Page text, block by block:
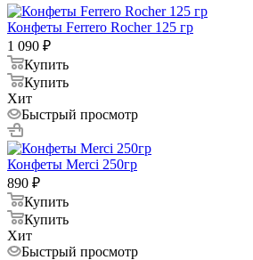
Конфеты Ferrero Rocher 125 гр
1 090 ₽
Купить
Купить
Хит
Быстрый просмотр
Конфеты Меrci 250гр
890 ₽
Купить
Купить
Хит
Быстрый просмотр